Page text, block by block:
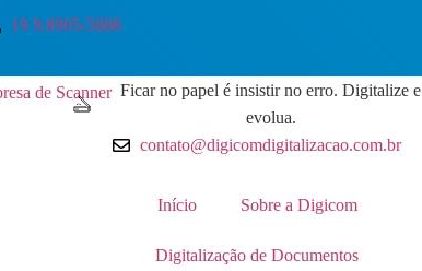
19 9.8905-5888
Ficar no papel é insistir no erro. Digitalize e
evolua.
contato@digicomdigitalizacao.com.br
Início Sobre a Digicom
Digitalização de Documentos